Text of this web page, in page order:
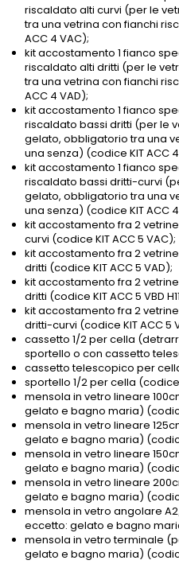
riscaldato alti curvi (per le
tra una vetrina con fianchi
ACC 4 VAC);
kit accostamento 1 fianco
riscaldato alti dritti (per le
tra una vetrina con fianchi
ACC 4 VAD);
kit accostamento 1 fianco
riscaldato bassi dritti (per le
gelato, obbligatorio tra una
una senza) (codice KIT ACC 4
kit accostamento 1 fianco
riscaldato bassi dritti-curvi
gelato, obbligatorio tra una
una senza) (codice KIT ACC 4
kit accostamento fra 2
curvi (codice KIT ACC 5 VAC);
kit accostamento fra 2
dritti (codice KIT ACC 5 VAD);
kit accostamento fra 2
dritti (codice KIT ACC 5 VBD
kit accostamento fra 2
dritti-curvi (codice KIT ACC 5
cassetto 1/2 per cella
sportello o con cassetto
cassetto telescopico per
sportello 1/2 per cella (codice
mensola in vetro lineare
gelato e bagno maria)
mensola in vetro lineare
gelato e bagno maria)
mensola in vetro lineare
gelato e bagno maria)
mensola in vetro lineare
gelato e bagno maria)
mensola in vetro angolare
eccetto: gelato e bagno
mensola in vetro terminale
gelato e bagno maria)